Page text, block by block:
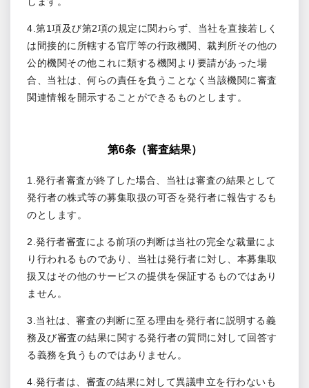
4.第1項及び第2項の規定に関わらず、当社を直接若しく
は間接的に所轄する官庁等の行政機関、裁判所その他の
公的機関その他これに類する機関より要請があった場
合、当社は、何らの責任を負うことなく当該機関に審査
関連情報を開示することができるものとします。
第6条（審査結果）
1.発行者審査が終了した場合、当社は審査の結果として
発行者の株式等の募集取扱の可否を発行者に報告するも
のとします。
2.発行者審査による前項の判断は当社の完全な裁量によ
り行われるものであり、当社は発行者に対し、本募集取
扱又はその他のサービスの提供を保証するものではあり
ません。
3.当社は、審査の判断に至る理由を発行者に説明する義
務及び審査の結果に関する発行者の質問に対して回答す
る義務を負うものではありません。
4.発行者は、審査の結果に対して異議申立を行わないも